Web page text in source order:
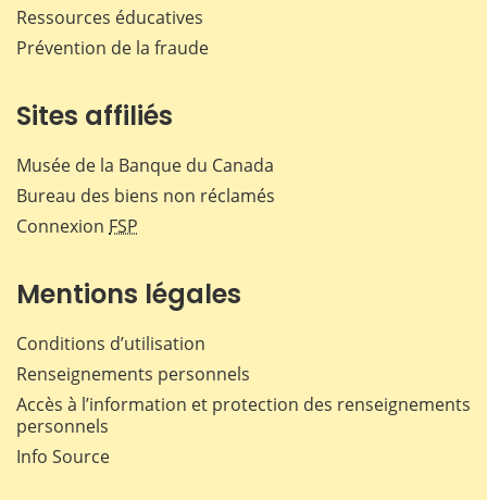
Ressources éducatives
Prévention de la fraude
Sites affiliés
Musée de la Banque du Canada
Bureau des biens non réclamés
Connexion FSP
Mentions légales
Conditions d’utilisation
Renseignements personnels
Accès à l’information et protection des renseignements
personnels
Info Source